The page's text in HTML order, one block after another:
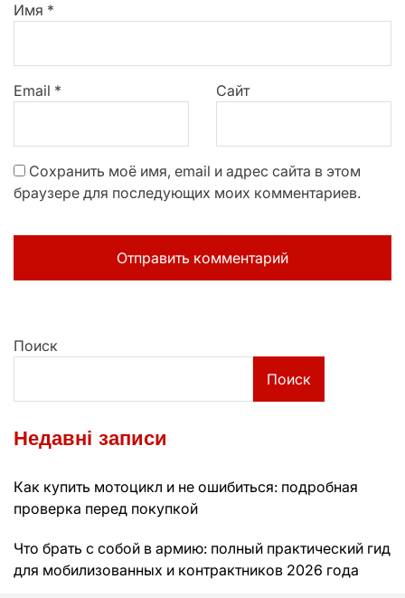
Имя *
Email * Сайт
Сохранить моё имя, email и адрес сайта в этом
браузере для последующих моих комментариев.
Поиск
Поиск
Недавні записи
Как купить мотоцикл и не ошибиться: подробная
проверка перед покупкой
Что брать с собой в армию: полный практический гид
для мобилизованных и контрактников 2026 года